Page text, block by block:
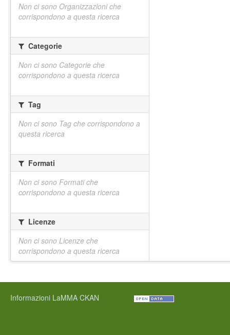
Non ci sono Organizzazioni che
corrispondono a questa ricerca
Categorie
Non ci sono Categorie che
corrispondono a questa ricerca
Tag
Non ci sono Tag che corrispondono a
questa ricerca
Formati
Non ci sono Formati che
corrispondono a questa ricerca
Licenze
Non ci sono Licenze che
corrispondono a questa ricerca
Informazioni LaMMA CKAN